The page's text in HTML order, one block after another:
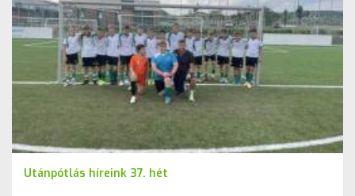
Utánpótlás híreink 37. hét